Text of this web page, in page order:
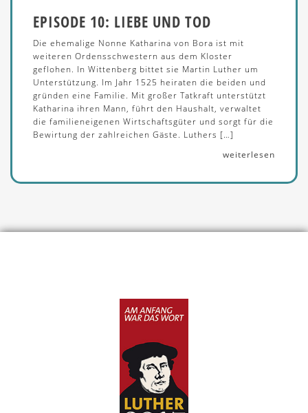
EPISODE 10: LIEBE UND TOD
Die ehemalige Nonne Katharina von Bora ist mit
weiteren Ordensschwestern aus dem Kloster
geflohen. In Wittenberg bittet sie Martin Luther um
Unterstützung. Im Jahr 1525 heiraten die beiden und
gründen eine Familie. Mit großer Tatkraft unterstützt
Katharina ihren Mann, führt den Haushalt, verwaltet
die familieneigenen Wirtschaftsgüter und sorgt für die
Bewirtung der zahlreichen Gäste. Luthers […]
weiterlesen